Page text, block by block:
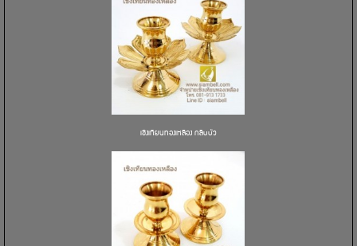
เชิงเทียนทองเหลือง กลีบบัว